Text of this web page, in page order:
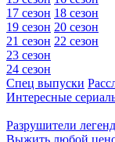
17 сезон 18 сезон
19 сезон 20 сезон
21 сезон 22 сезон
23 сезон
24 сезон
Спец выпуски
Интересные
Разрушители легенд
Выжить любой